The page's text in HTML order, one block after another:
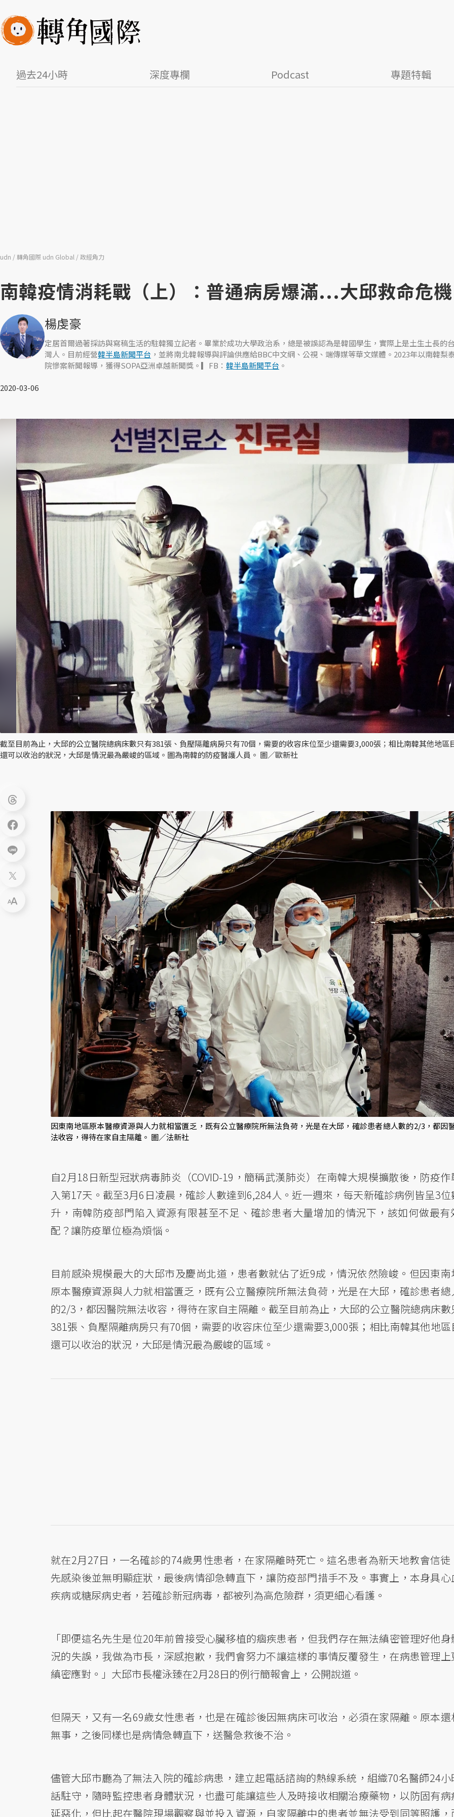
過去24小時 深度專欄 Podcast 專題特輯
udn 轉角國際 udn Global 政經角力
南韓疫情消耗戰（上）：普通病房爆滿...大邱救命危機
楊虔豪
定居首爾過著採訪與寫稿生活的駐韓獨立記者。畢業於成功大學政治系，總是被誤認為是韓國學生，實際上是土生土長的
灣人。目前經營韓半島新聞平台 ，並將南北韓報導與評論供應給BBC中文網、公視、端傳媒等華文媒體。2023年以南韓梨
院慘案新聞報導，獲得SOPA亞洲卓越新聞獎。▎FB： 韓半島新聞平台 。
2020-03-06
截至目前為止，大邱的公立醫院總病床數只有381張、負壓隔離病房只有70個，需要的收容床位至少還需要3,000張；相比南韓其他地區
還可以收治的狀況，大邱是情況最為嚴峻的區域。圖為南韓的防疫醫護人員。 圖／歐新社
因東南地區原本醫療資源與人力就相當匱乏，既有公立醫療院所無法負荷，光是在大邱，確診患者總人數的2/3，都因
法收容，得待在家自主隔離。 圖／法新社
自2月18日新型冠狀病毒肺炎（COVID-19，簡稱武漢肺炎）在南韓大規模擴散後，防疫作
入第17天。截至3月6日凌晨，確診人數達到6,284人。近一週來，每天新確診病例皆呈3位
升，南韓防疫部門陷入資源有限甚至不足、確診患者大量增加的情況下，該如何做最有
配？讓防疫單位極為煩惱。
目前感染規模最大的大邱市及慶尚北道，患者數就佔了近9成，情況依然險峻。但因東南
原本醫療資源與人力就相當匱乏，既有公立醫療院所無法負荷，光是在大邱，確診患者總
的2/3，都因醫院無法收容，得待在家自主隔離。截至目前為止，大邱的公立醫院總病床數
381張、負壓隔離病房只有70個，需要的收容床位至少還需要3,000張；相比南韓其他地區
還可以收治的狀況，大邱是情況最為嚴峻的區域。
就在2月27日，一名確診的74歲男性患者，在家隔離時死亡。這名患者為新天地教會信徒
先感染後並無明顯症狀，最後病情卻急轉直下，讓防疫部門措手不及。事實上，本身具心
疾病或糖尿病史者，若確診新冠病毒，都被列為高危險群，須更細心看護。
「即便這名先生是位20年前曾接受心臟移植的痼疾患者，但我們存在無法縝密管理好他
況的失誤，我做為市長，深感抱歉，我們會努力不讓這樣的事情反覆發生，在病患管理上
縝密應對。」大邱市長權泳臻在2月28日的例行簡報會上，公開說道。
但隔天，又有一名69歲女性患者，也是在確診後因無病床可收治，必須在家隔離。原本還
無事，之後同樣也是病情急轉直下，送醫急救後不治。
儘管大邱市廳為了無法入院的確診病患，建立起電話諮詢的熱線系統，組織70名醫師24小
話駐守，隨時監控患者身體狀況，也盡可能讓這些人及時接收相關治療藥物，以防固有病
延惡化，但比起在醫院現場觀察與並投入資源，自家隔離中的患者並無法受到同等照護，